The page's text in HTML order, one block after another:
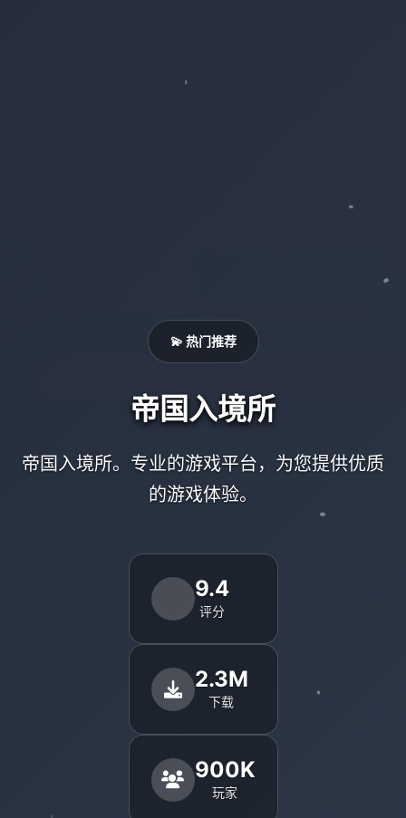
💫 热门推荐
帝国入境所
帝国入境所。专业的游戏平台，为您提供优质
的游戏体验。
9.4
评分
2.3M
下载
900K
玩家